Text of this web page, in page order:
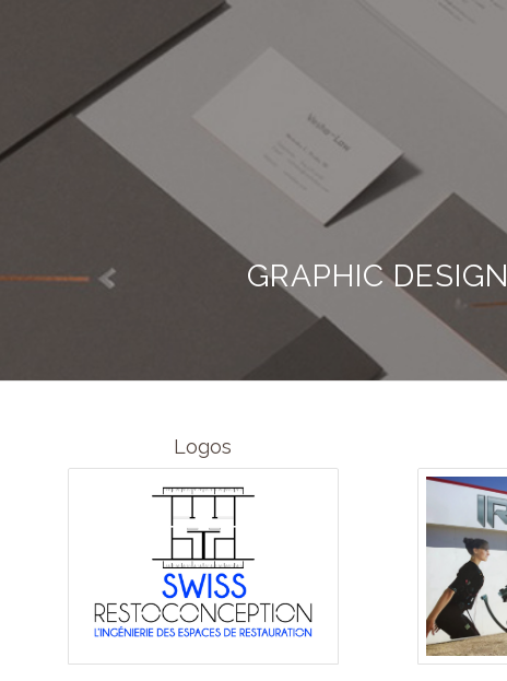
GRAPHIC DESIGN
Logos